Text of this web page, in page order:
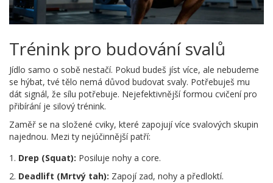
Trénink pro budování svalů
Jídlo samo o sobě nestačí. Pokud budeš jíst více, ale nebudeme
se hýbat, tvé tělo nemá důvod budovat svaly. Potřebuješ mu
dát signál, že sílu potřebuje. Nejefektivnější formou cvičení pro
přibírání je silový trénink.
Zaměř se na složené cviky, které zapojují více svalových skupin
najednou. Mezi ty nejúčinnější patří:
Drep (Squat): Posiluje nohy a core.
Deadlift (Mrtvý tah): Zapojí zad, nohy a předloktí.